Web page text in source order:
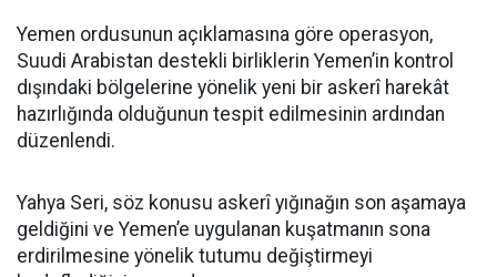
Yemen ordusunun açıklamasına göre operasyon,
Suudi Arabistan destekli birliklerin Yemen’in kontrol
dışındaki bölgelerine yönelik yeni bir askerî harekât
hazırlığında olduğunun tespit edilmesinin ardından
düzenlendi.
Yahya Seri, söz konusu askerî yığınağın son aşamaya
geldiğini ve Yemen’e uygulanan kuşatmanın sona
erdirilmesine yönelik tutumu değiştirmeyi